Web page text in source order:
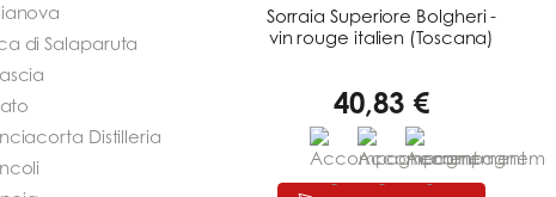
di Salaparuta
Distilleria
Sorraia Superiore Bolgheri -
vin rouge italien (Toscana)
40,83 €